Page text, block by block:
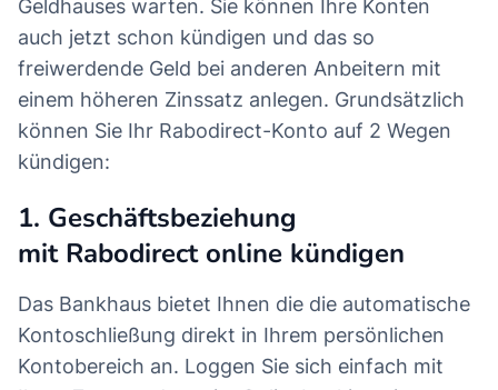
Geldhauses warten. Sie können Ihre Konten
auch jetzt schon kündigen und das so
freiwerdende Geld bei anderen Anbeitern mit
einem höheren Zinssatz anlegen. Grundsätzlich
können Sie Ihr Rabodirect-Konto auf 2 Wegen
kündigen:
1. Geschäftsbeziehung
mit Rabodirect online kündigen
Das Bankhaus bietet Ihnen die die automatische
Kontoschließung direkt in Ihrem persönlichen
Kontobereich an. Loggen Sie sich einfach mit